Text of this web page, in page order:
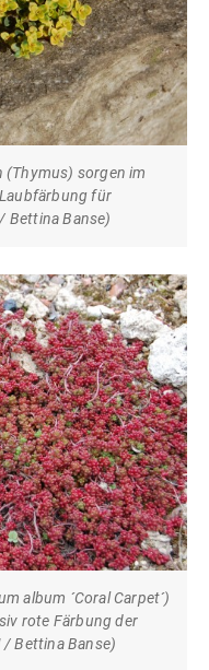
(Thymus) sorgen im
für
Bettina Banse)
album ´Coral Carpet´)
rote Färbung der
/ Bettina Banse)